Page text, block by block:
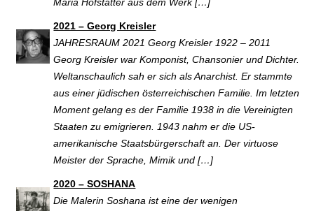
2021 – Georg Kreisler
JAHRESRAUM 2021 Georg Kreisler 1922 – 2011
Georg Kreisler war Komponist, Chansonier und Dichter.
Weltanschaulich sah er sich als Anarchist. Er stammte
aus einer jüdischen österreichischen Familie. Im letzten
Moment gelang es der Familie 1938 in die Vereinigten
Staaten zu emigrieren. 1943 nahm er die US-
amerikanische Staatsbürgerschaft an. Der virtuose
Meister der Sprache, Mimik und […]
2020 – SOSHANA
Die Malerin Soshana ist eine der wenigen